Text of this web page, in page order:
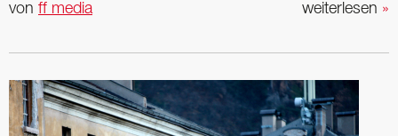
weiterlesen »
von ff media